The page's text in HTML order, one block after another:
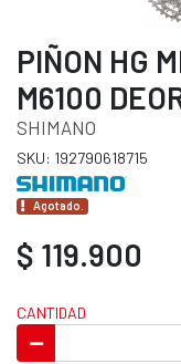
PIÑON HG
M6100
SHIMANO
SKU: 192790618715
Agotado.
$ 119.900
CANTIDAD